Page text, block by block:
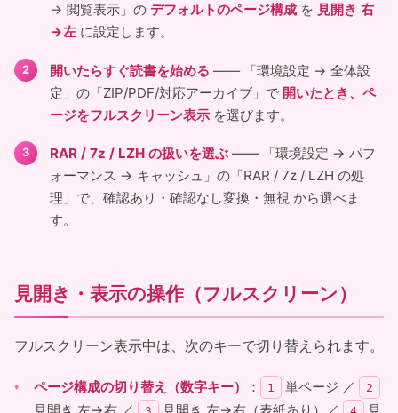
→ 閲覧表示」の デフォルトのページ構成 を 見開き 右
→左 に設定します。
開いたらすぐ読書を始める ―― 「環境設定 → 全体設
定」の「ZIP/PDF/対応アーカイブ」で 開いたとき、ペ
ージをフルスクリーン表示 を選びます。
RAR / 7z / LZH の扱いを選ぶ ―― 「環境設定 → パフ
ォーマンス → キャッシュ」の「RAR / 7z / LZH の処
理」で、確認あり・確認なし変換・無視 から選べま
す。
見開き・表示の操作（フルスクリーン）
フルスクリーン表示中は、次のキーで切り替えられます。
ページ構成の切り替え（数字キー） ： 1 単ページ ／ 2